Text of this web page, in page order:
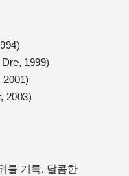
1999)
2001)
2003)
를 기록. 달콤한